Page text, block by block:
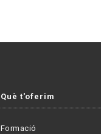
Què t'oferim
Formació